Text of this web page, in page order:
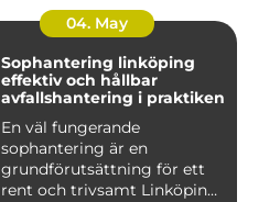
04. May
Sophantering linköping
effektiv och hållbar
avfallshantering i praktiken
En väl fungerande
sophantering är en
grundförutsättning för ett
rent och trivsamt Linköping.